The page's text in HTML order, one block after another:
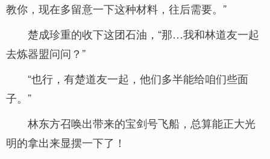
教你，现在多留意一下这种材料，往后需要。”
楚成珍重的收下这团石油，“那…我和林道友一起
去炼器盟问问？”
“也行，有楚道友一起，他们多半能给咱们些面
子。”
林东方召唤出带来的宝剑号飞船，总算能正大光
明的拿出来显摆一下了！